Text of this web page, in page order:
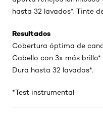
hasta 32 lavados*. Tinte
Resultados
Cobertura óptima de
Cabello con 3x más
Dura hasta 32 lavados*.
*Test instrumental